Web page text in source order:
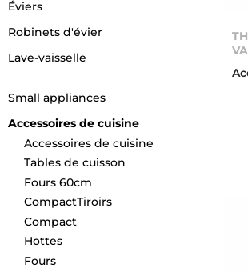
Éviers
Robinets d'évier
Lave-vaisselle
Small appliances
Accessoires de cuisine
Accessoires de cuisine
Tables de cuisson
Fours 60cm
CompactTiroirs
Compact
Hottes
Fours